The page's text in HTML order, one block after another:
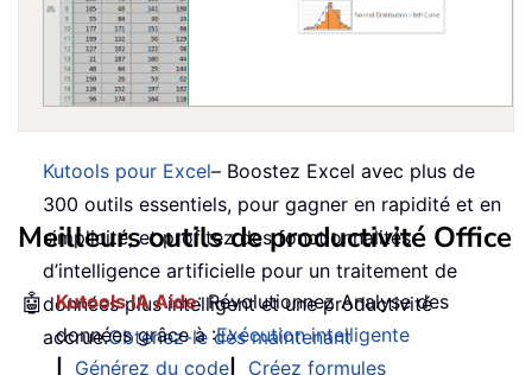
Kutools pour Excel– Boostez Excel avec plus de
300 outils essentiels, pour gagner en rapidité et en
simplicité, et profitez des fonctionnalités
d’intelligence artificielle pour un traitement de
données plus intelligent et une productivité
accrue.Obtenez-le dès maintenant
Meilleurs outils de productivité Office
🤖 Kutools IA Aide: Révolutionnez Analyse des
données grâce à :Exécution intelligente
Générez du code
Créez formules